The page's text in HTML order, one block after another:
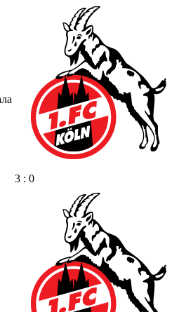
3 : 0